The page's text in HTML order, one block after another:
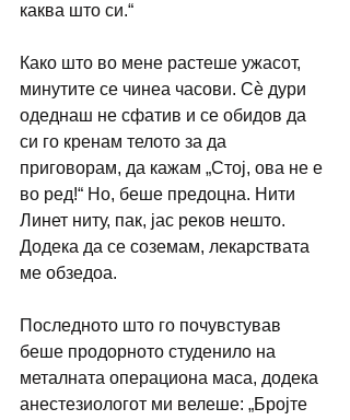
каква што си.“
Како што во мене растеше ужасот,
минутите се чинеа часови. Сѐ дури
одеднаш не сфатив и се обидов да
си го кренам телото за да
приговорам, да кажам „Стој, ова не е
во ред!“ Но, беше предоцна. Нити
Линет ниту, пак, јас реков нешто.
Додека да се соземам, лекарствата
ме обзедоа.
Последното што го почувстував
беше продорното студенило на
металната операциона маса, додека
анестезиологот ми велеше: „Бројте